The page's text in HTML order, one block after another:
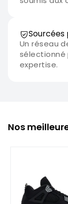
Un réseau
sélectionné
expertise.
Nos